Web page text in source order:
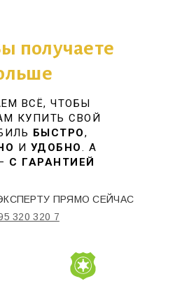
получаете
ВСЁ, ЧТОБЫ
КУПИТЬ СВОЙ
БЫСТРО,
И УДОБНО. А
С ГАРАНТИЕЙ
ПРЯМО СЕЙЧАС
320 320 7